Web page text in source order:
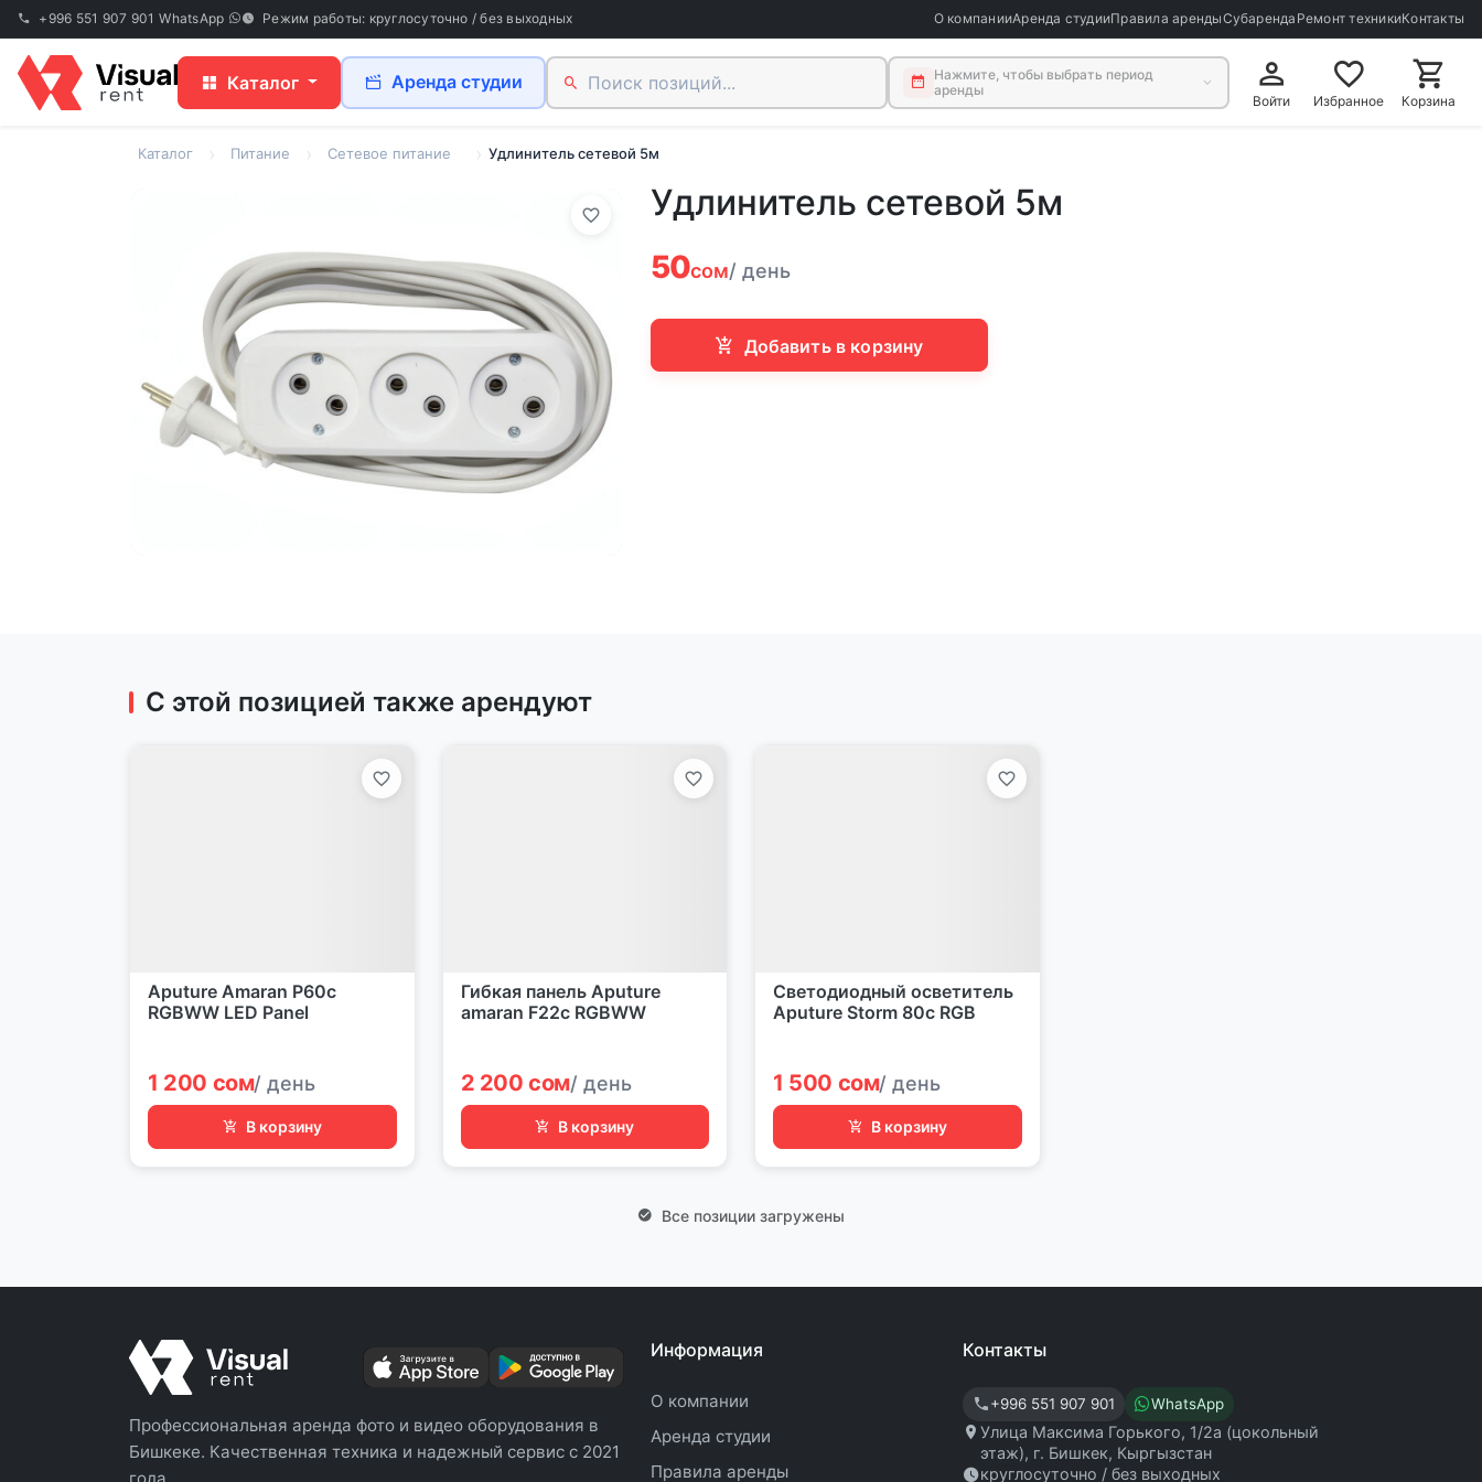
+996 551 907 901 WhatsApp Режим работы: круглосуточно / без выходных О компанииАренда студииПравила арендыСубаренда Ремонт техникиКонтакты
Каталог Аренда студии
Нажмите, чтобы выбрать период
аренды
Войти Избранное Корзина
Каталог Питание Сетевое питание Удлинитель сетевой 5м
Удлинитель сетевой 5м
50сом/ день
Добавить в корзину
С этой позицией также арендуют
Aputure Amaran P60c
RGBWW LED Panel
1 200 сом/ день
В корзину
Гибкая панель Aputure
amaran F22c RGBWW
2 200 сом/ день
В корзину
Светодиодный осветитель
Aputure Storm 80c RGB
1 500 сом/ день
В корзину
Все позиции загружены
Профессиональная аренда фото и видео оборудования в
Бишкеке. Качественная техника и надежный сервис с 2021
Информация
О компании
Аренда студии
Правила аренды
Контакты
+996 551 907 901 WhatsApp
Улица Максима Горького, 1/2а (цокольный
этаж), г. Бишкек, Кыргызстан
круглосуточно / без выходных